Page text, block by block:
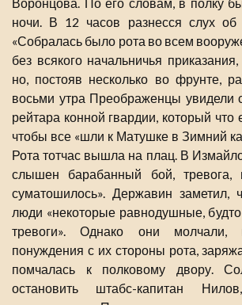
ночи. В 12 часов разнесся слух об
«Собралась было рота во всем
без всякого начальничья
но, постояв несколько во фрунте,
восьми утра Преображенцы увидели
рейтара конной гвардии, который что
чтобы все «шли к Матушке в Зимний
Рота тотчас вышла на плац. В
слышен барабанный бой,
суматошилось». Державин заметил,
люди «некоторые равнодушные,
тревоги». Однако они молчали,
понуждения с их стороны рота,
помчалась к полковому двору.
остановить штабс-капитан